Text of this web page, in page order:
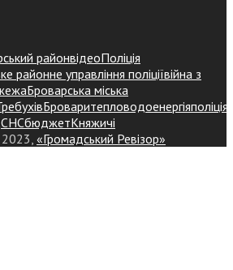
районвідеоПоліція
районне управління поліціївійна з
Броварська міська
Броваритепловодоенергіяполіція
бюджетКняжичі
«Громадський Ревізор»